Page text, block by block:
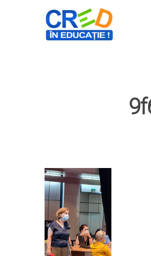
Hit enter to search